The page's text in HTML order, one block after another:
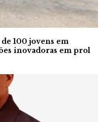
100 jovens em
inovadoras em prol